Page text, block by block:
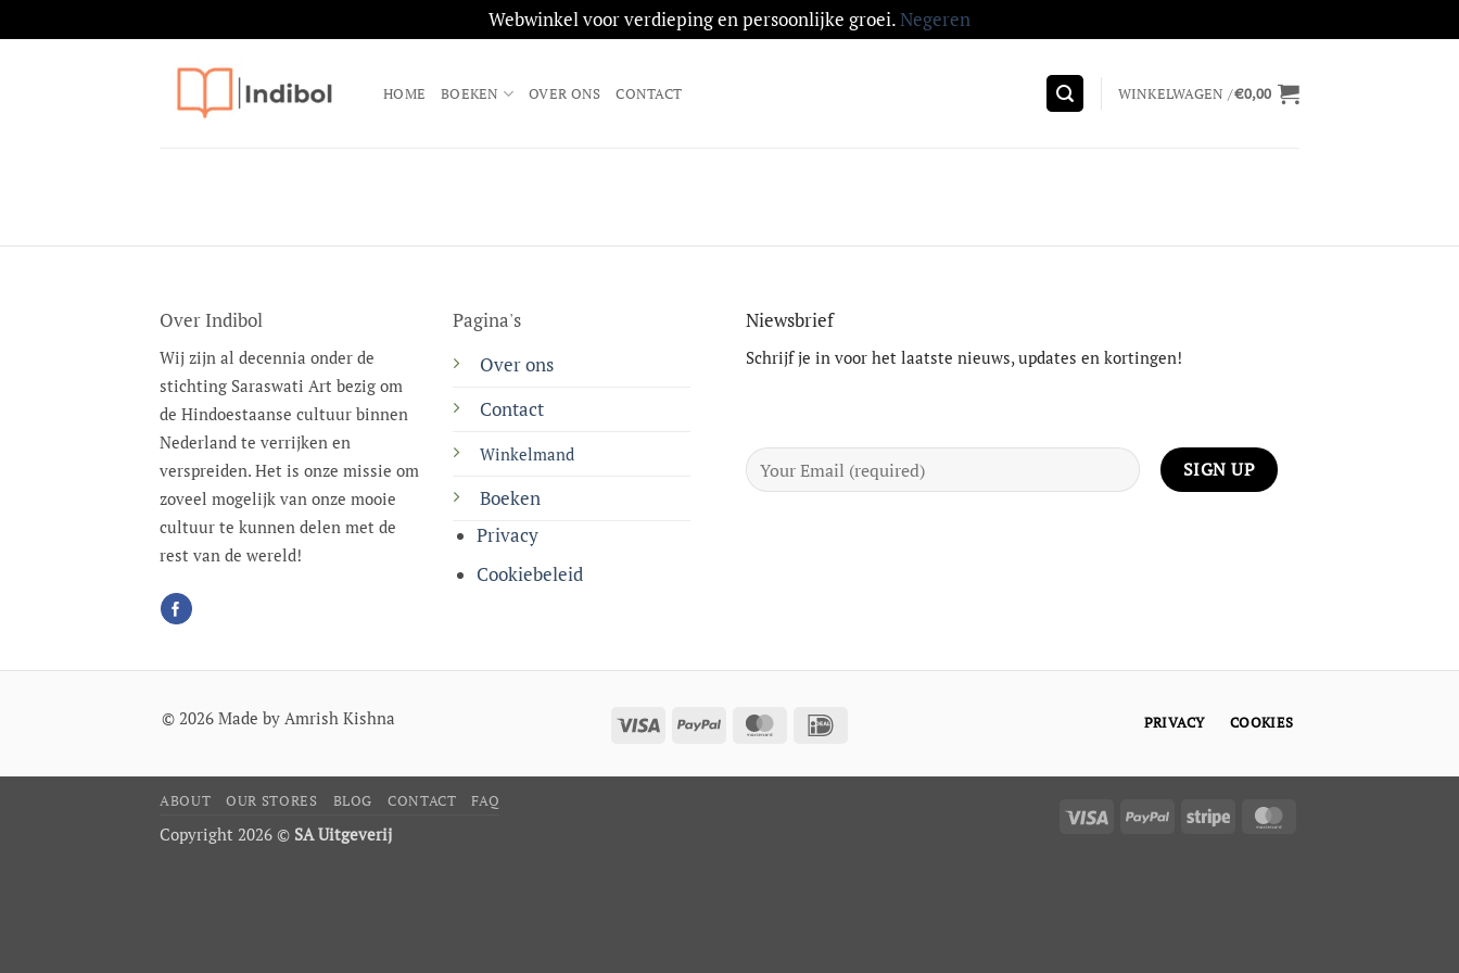
Webwinkel voor verdieping en persoonlijke groei.Negeren
HOME BOEKEN OVER ONS CONTACT WINKELWAGEN /€0,00
Over Indibol
Wij zijn al decennia onder de
stichting Saraswati Art bezig om
de Hindoestaanse cultuur binnen
Nederland te verrijken en
verspreiden. Het is onze missie om
zoveel mogelijk van onze mooie
cultuur te kunnen delen met de
rest van de wereld!
Pagina's
Over ons
Contact
Winkelmand
Boeken
Privacy
Cookiebeleid
Niewsbrief
Schrijf je in voor het laatste nieuws, updates en kortingen!
© 2026 Made by Amrish Kishna Visa PayPal MasterCard PRIVACY COOKIES
Visa PayPal Stripe
ABOUT OUR STORES BLOG CONTACT FAQ
Copyright 2026 © SA Uitgeverij